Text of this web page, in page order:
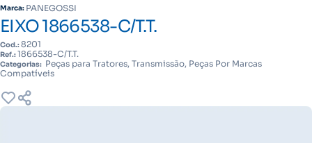
Marca: PANEGOSSI
EIXO 1866538-C/T.T.
Cod.:8201
Ref.:1866538-C/T.T.
Categorias: Peças para Tratores, Transmissão, Peças Por Marcas
Compatíveis